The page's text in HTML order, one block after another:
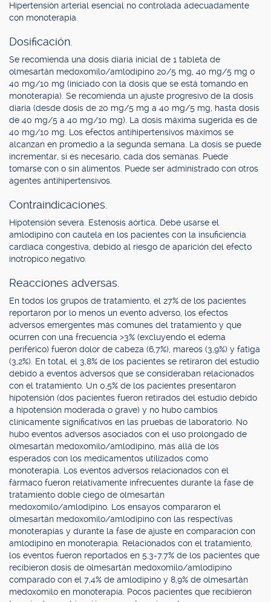
Hipertensión arterial esencial no controlada adecuadamente
con monoterapia.
Dosificación.
Se recomienda una dosis diaria inicial de 1 tableta de
olmesartán medoxomilo/amlodipino 20/5 mg, 40 mg/5 mg o
40 mg/10 mg (iniciado con la dosis que se está tomando en
monoterapia). Se recomienda un ajuste progresivo de la dosis
diaria (desde dosis de 20 mg/5 mg a 40 mg/5 mg, hasta dosis
de 40 mg/5 a 40 mg/10 mg). La dosis máxima sugerida es de
40 mg/10 mg. Los efectos antihipertensivos máximos se
alcanzan en promedio a la segunda semana. La dosis se puede
incrementar, si es necesario, cada dos semanas. Puede
tomarse con o sin alimentos. Puede ser administrado con otros
agentes antihipertensivos.
Contraindicaciones.
Hipotensión severa. Estenosis aórtica. Debe usarse el
amlodipino con cautela en los pacientes con la insuficiencia
cardiaca congestiva, debido al riesgo de aparición del efecto
inotrópico negativo.
Reacciones adversas.
En todos los grupos de tratamiento, el 27% de los pacientes
reportaron por lo menos un evento adverso, los efectos
adversos emergentes más comunes del tratamiento y que
ocurren con una frecuencia >3% (excluyendo el edema
periférico) fueron dolor de cabeza (6,7%), mareos (3,9%) y fatiga
(3,2%). En total, el 3,8% de los pacientes se retiraron del estudio
debido a eventos adversos que se consideraban relacionados
con el tratamiento. Un 0,5% de los pacientes presentaron
hipotensión (dos pacientes fueron retirados del estudio debido
a hipotensión moderada o grave) y no hubo cambios
clínicamente significativos en las pruebas de laboratorio. No
hubo eventos adversos asociados con el uso prolongado de
olmesartán medoxomilo/amlodipino, más allá de los
esperados con los medicamentos utilizados como
monoterapia. Los eventos adversos relacionados con el
fármaco fueron relativamente infrecuentes durante la fase de
tratamiento doble ciego de olmesartán
medoxomilo/amlodipino. Los ensayos compararon el
olmesartán medoxomilo/amlodipino con las respectivas
monoterapias y durante la fase de ajuste en comparación con
amlodipino en monoterapia. Relacionados con el tratamiento,
los eventos fueron reportados en 5.3-7.7% de los pacientes que
recibieron dosis de olmesartán medoxomilo/amlodipino
comparado con el 7,4% de amlodipino y 8,9% de olmesartán
medoxomilo en monoterapia. Pocos pacientes que recibieron